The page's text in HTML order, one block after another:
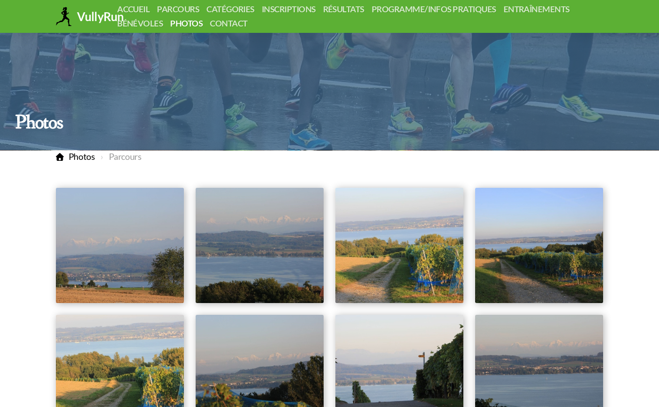
VullyRunACCUEIL PARCOURS CATÉGORIES INSCRIPTIONS RÉSULTATS PROGRAMME/INFOS PRATIQUES
ENTRAÎNEMENTS
BÉNÉVOLES
PHOTOS CONTACT
Photos
Photos Parcours